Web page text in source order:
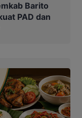
Barito
PAD dan